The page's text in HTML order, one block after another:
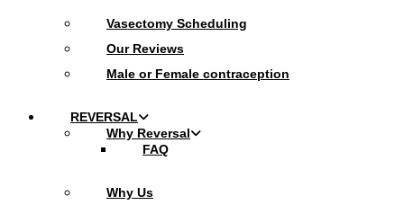
Vasectomy Scheduling
Our Reviews
Male or Female contraception
REVERSAL
Why Reversal
FAQ
Why Us